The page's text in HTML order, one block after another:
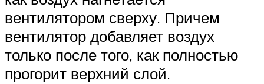
вентилятором сверху. Причем
вентилятор добавляет воздух
только после того, как полностью
прогорит верхний слой.